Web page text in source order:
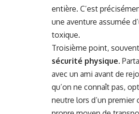
entière. C’est
une aventure assumée
toxique.
Troisième point,
sécurité physique.
avec un ami avant de
qu’on ne connaît pas,
neutre lors d’un premier